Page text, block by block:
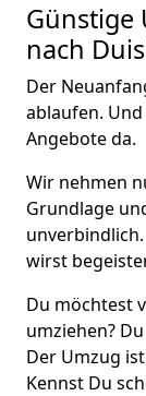
Günstige
nach
Der
ablaufen.
Angebote da.
Wir nehmen
Grundlage
wirst
Du möchtest
umziehen?
Der Umzug
Kennst Du